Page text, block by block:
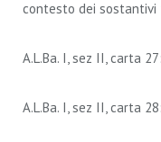
contesto dei
A.L.Ba. I, sez II, carta
A.L.Ba. I, sez II, carta